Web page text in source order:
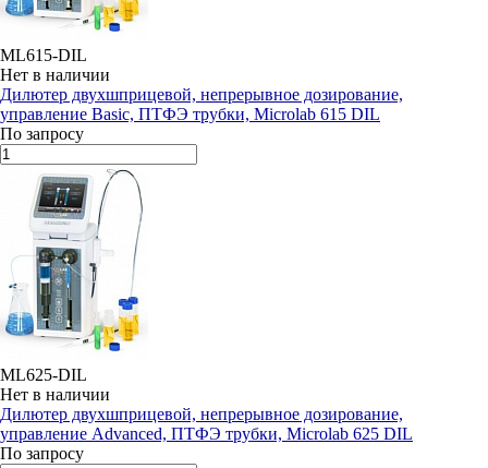
ML615-DIL
Нет в наличии
Дилютер двухшприцевой, непрерывное дозирование,
управление Basic, ПТФЭ трубки, Microlab 615 DIL
По запросу
ML625-DIL
Нет в наличии
Дилютер двухшприцевой, непрерывное дозирование,
управление Advanced, ПТФЭ трубки, Microlab 625 DIL
По запросу